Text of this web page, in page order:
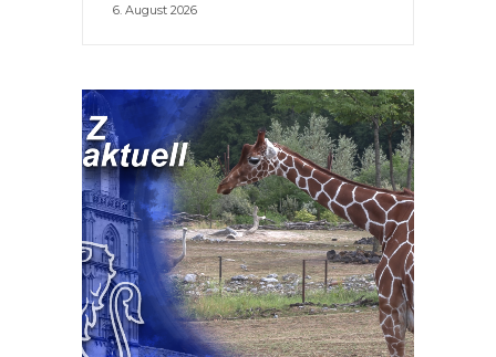
6. August 2026